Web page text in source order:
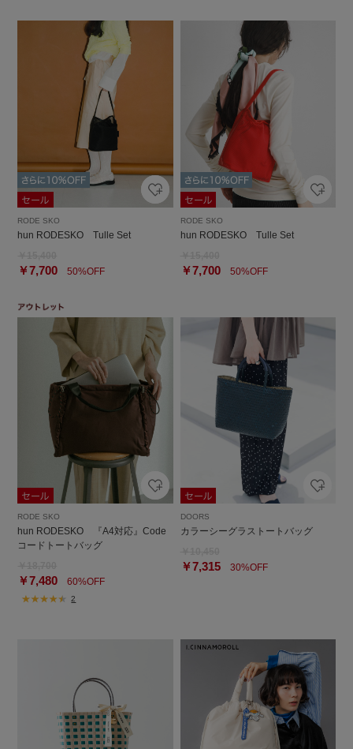
RODE SKO
hun RODESKO Tulle Set
￥7,700 50%OFF
RODE SKO
hun RODESKO Tulle Set
￥7,70050%OFF
RODE SKO
hun RODESKO 『A4対応』Code
コードトートバッグ
￥7,480 60%OFF
2
DOORS
カラーシーグラストートバッグ
￥7,31530%OFF